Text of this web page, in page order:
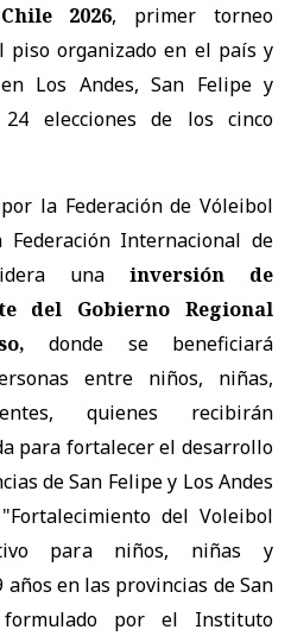
2026, primer torneo
piso organizado en el país y
Los Andes, San Felipe y
elecciones de los cinco
la Federación de Vóleibol
Federación Internacional de
una
inversión de
del Gobierno Regional
donde se beneficiará
entre niños, niñas,
quienes recibirán
para fortalecer el desarrollo
de San Felipe y Los Andes
del Voleibol
para niños, niñas y
en las provincias de San
por el Instituto